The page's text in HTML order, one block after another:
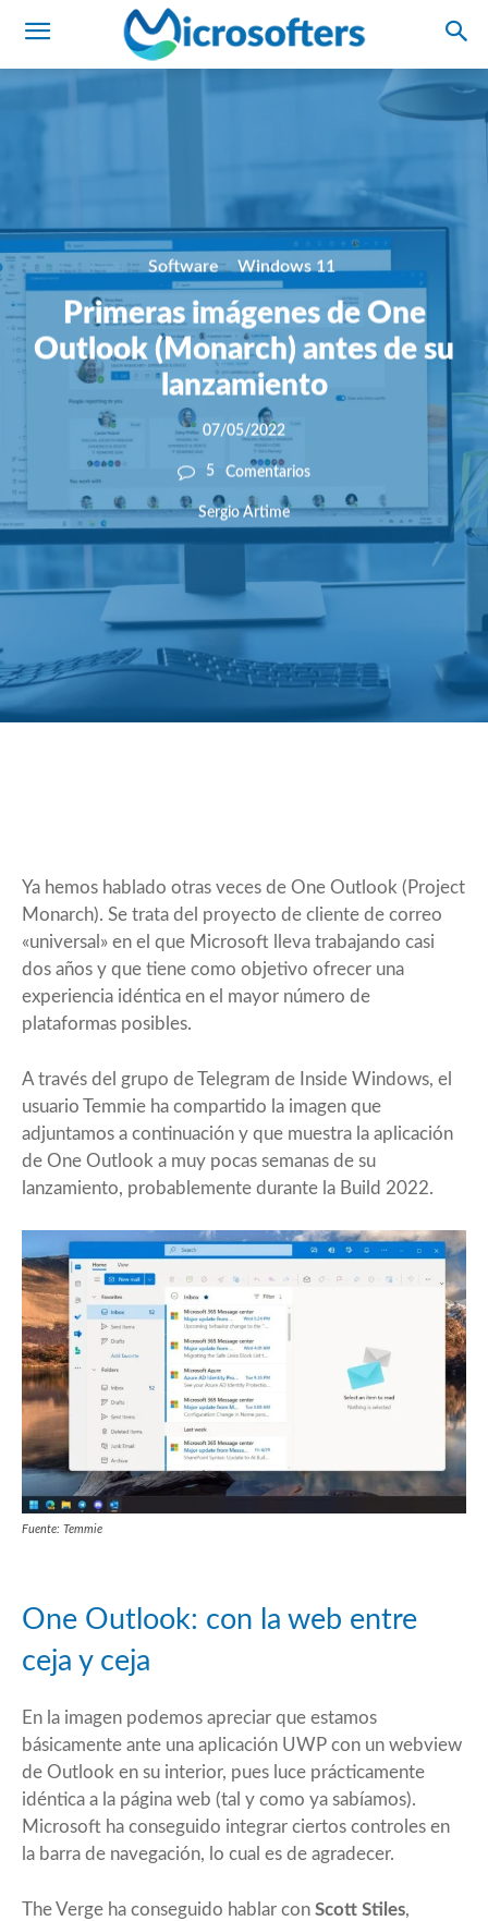
Software Windows 11
Primeras imágenes de One
Outlook (Monarch) antes de su
lanzamiento
07/05/2022
5 Comentarios
Sergio Artime
Ya hemos hablado otras veces de One Outlook (Project
Monarch). Se trata del proyecto de cliente de correo
«universal» en el que Microsoft lleva trabajando casi
dos años y que tiene como objetivo ofrecer una
experiencia idéntica en el mayor número de
plataformas posibles.
A través del grupo de Telegram de Inside Windows, el
usuario Temmie ha compartido la imagen que
adjuntamos a continuación y que muestra la aplicación
de One Outlook a muy pocas semanas de su
lanzamiento, probablemente durante la Build 2022.
Fuente: Temmie
One Outlook: con la web entre
ceja y ceja
En la imagen podemos apreciar que estamos
básicamente ante una aplicación UWP con un webview
de Outlook en su interior, pues luce prácticamente
idéntica a la página web (tal y como ya sabíamos).
Microsoft ha conseguido integrar ciertos controles en
la barra de navegación, lo cual es de agradecer.
The Verge ha conseguido hablar con Scott Stiles,